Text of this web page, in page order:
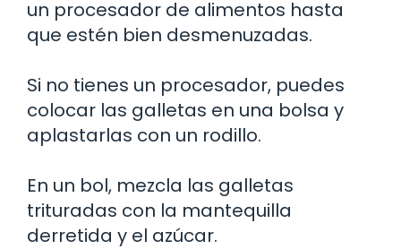
un procesador de alimentos hasta
que estén bien desmenuzadas.
Si no tienes un procesador, puedes
colocar las galletas en una bolsa y
aplastarlas con un rodillo.
En un bol, mezcla las galletas
trituradas con la mantequilla
derretida y el azúcar.